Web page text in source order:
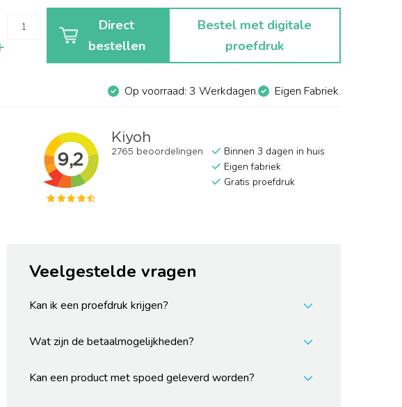
Direct
bestellen
Bestel met digitale
proefdruk
Op voorraad: 3 Werkdagen. Eigen Fabriek.
Binnen 3 dagen in huis
Eigen fabriek
Gratis proefdruk
Veelgestelde vragen
Kan ik een proefdruk krijgen?
Wat zijn de betaalmogelijkheden?
Kan een product met spoed geleverd worden?